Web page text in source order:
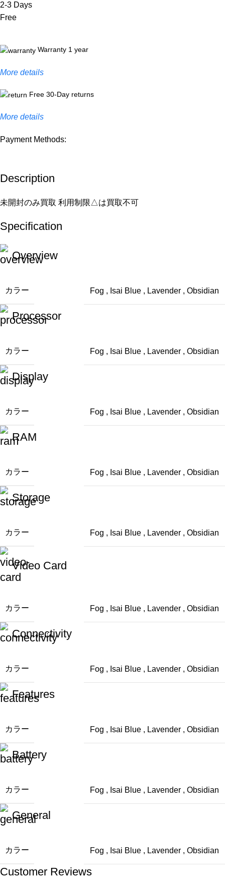
2-3 Days
Free
Warranty 1 year
More details
Free 30-Day returns
More details
Payment Methods:
Description
未開封のみ買取 利用制限△は買取不可
Specification
Overview
カラー Fog , Isai Blue , Lavender , Obsidian
Processor
カラー Fog , Isai Blue , Lavender , Obsidian
Display
カラー Fog , Isai Blue , Lavender , Obsidian
RAM
カラー Fog , Isai Blue , Lavender , Obsidian
Storage
カラー Fog , Isai Blue , Lavender , Obsidian
Video Card
カラー Fog , Isai Blue , Lavender , Obsidian
Connectivity
カラー Fog , Isai Blue , Lavender , Obsidian
Features
カラー Fog , Isai Blue , Lavender , Obsidian
Battery
カラー Fog , Isai Blue , Lavender , Obsidian
General
カラー Fog , Isai Blue , Lavender , Obsidian
Customer Reviews